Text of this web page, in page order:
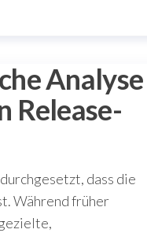
Analyse
Release-
dass die
Während früher